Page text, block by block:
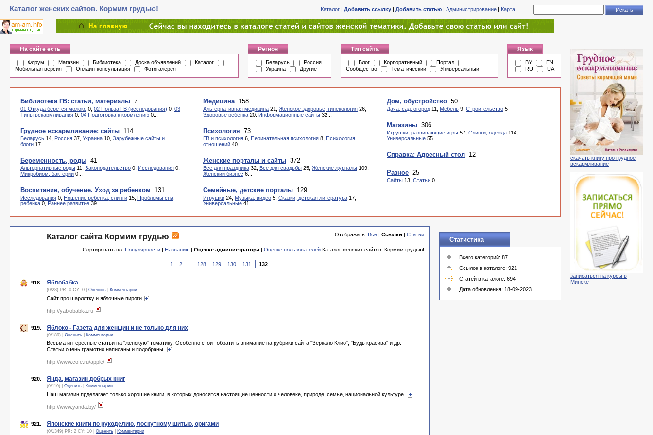
Каталог женских сайтов. Кормим грудью! Каталог | Добавить ссылку | Добавить статью | Администрирование | Карта
На сайте есть
Форум Магазин Библиотека Доска объявлений
Каталог
Мобильная версия
Онлайн-консультация Фотогалерея
Регион
Беларусь
Россия
Украина
Другие
Тип сайта
Блог Корпоративный
Портал
Сообщество
Тематический Универсальный
Язык
BY
EN
RU
UA
Библиотека ГВ: статьи, материалы 7
01 Откуда берется молоко 0, 02 Польза ГВ (исследования) 0, 03
Типы вскармливания 0, 04 Подготовка к кормлению 0...
Грудное вскармливание: сайты 114
Беларусь 14, Россия 37, Украина 10, Зарубежные сайты и
блоги 17...
Беременность, роды 41
Альтернативные роды 11, Законодательство 0, Исследования 0,
Микробиом, бактерии 0...
Воспитание, обучение. Уход за ребенком 131
Исследования 0, Ношение ребенка, слинги 15, Проблемы сна
ребенка 0, Раннее развитие 39...
Медицина 158
Альтернативная медицина 21, Женское здоровье, гинекология 26,
Здоровье ребенка 20, Информационные сайты 32...
Психология 73
ГВ и психология 6, Перинатальная психология 8, Психология
отношений 40
Женские порталы и сайты 372
Все для праздника 32, Все для свадьбы 25, Женские журналы 109,
Женский бизнес 6...
Семейные, детские порталы 129
Игрушки 24, Музыка, видео 5, Сказки, детская литература 17,
Универсальные 41
Дом, обустройство 50
Дача, сад, огород 11, Мебель 9, Строительство 5
Магазины 306
Игрушки, развивающие игры 57, Слинги, одежда 114,
Универсальные 55
Справка: Адресный стол 12
Разное 25
Сайты 13, Статьи 0
Отображать: Все | Ссылки | Статьи
Каталог сайта Кормим грудью
Сортировать по: Популярности | Названию | Оценке администратора | Оценке пользователей Каталог женских сайтов. Кормим грудью!
1 2 128 129 130 131
918. Яблобабка
(0/28) PR: 0 CY: 0 | Оценить Комментарии
Сайт про шарлотку и яблочные пироги
http://yablobabka.ru
919. Яблоко - Газета для женщин и не только для них
(0/189) | Оценить Комментарии
Весьма интересные статьи на "женскую" тематику. Особенно стоит обратить внимание на рубрики сайта "Зеркало Клио", "Будь красива" и др.
Статьи очень грамотно написаны и подобраны.
http://www.cofe.ru/apple/
920. Янда, магазин добрых книг
(0/110) | Оценить Комментарии
Наш магазин прделагает только хорошие книги, в которых доносятся настоящие ценности о человеке, природе, семье, национальной культуре.
http://www.yanda.by/
921. Японские книги по рукоделию, лоскутному шитью, оригами
(0/1349) PR: 2 CY: 10 | Оценить Комментарии
Статистика
Всего категорий: 87
Ссылок в каталоге: 921
Статей в каталоге: 694
Дата обновления: 18-09-2023
скачать книгу про грудное
вскармливание
записаться на курсы в
Минске